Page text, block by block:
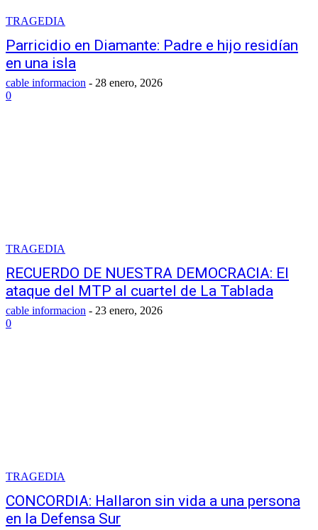
TRAGEDIA
Parricidio en Diamante: Padre e hijo residían
en una isla
cable informacion - 28 enero, 2026
0
TRAGEDIA
RECUERDO DE NUESTRA DEMOCRACIA: El
ataque del MTP al cuartel de La Tablada
cable informacion - 23 enero, 2026
0
TRAGEDIA
CONCORDIA: Hallaron sin vida a una persona
en la Defensa Sur